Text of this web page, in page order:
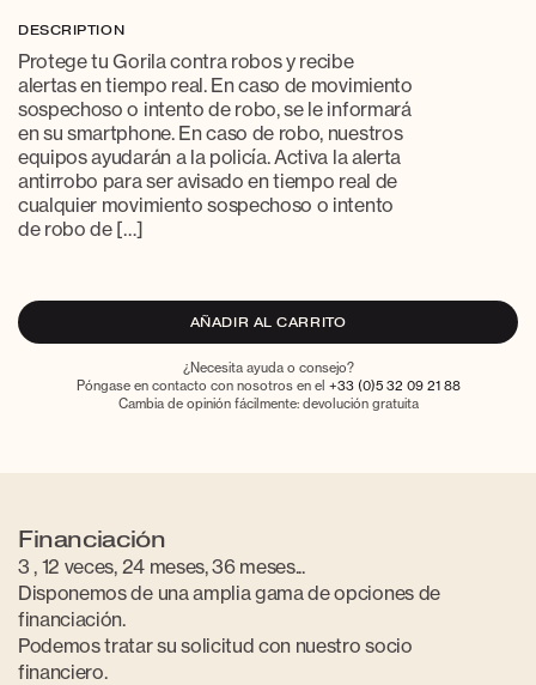
DESCRIPTION
Protege tu Gorila contra robos y recibe
alertas en tiempo real. En caso de movimiento
sospechoso o intento de robo, se le informará
en su smartphone. En caso de robo, nuestros
equipos ayudarán a la policía. Activa la alerta
antirrobo para ser avisado en tiempo real de
cualquier movimiento sospechoso o intento
de robo de […]
AÑADIR AL CARRITO
¿Necesita ayuda o consejo?
Póngase en contacto con nosotros en el +33 (0)5 32 09 21 88
Cambia de opinión fácilmente: devolución gratuita
Financiación
3 , 12 veces, 24 meses, 36 meses...
Disponemos de una amplia gama de opciones de
financiación.
Podemos tratar su solicitud con nuestro socio
financiero.